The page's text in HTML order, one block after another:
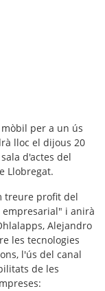
per a un ús
lloc el dijous 20
d'actes del
Llobregat.
treure profit del
i anirà
Alejandro
les tecnologies
l'ús del canal
de les